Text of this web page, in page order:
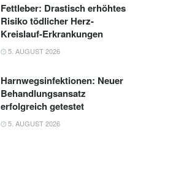
Fettleber: Drastisch erhöhtes
Risiko tödlicher Herz-
Kreislauf-Erkrankungen
5. AUGUST 2026
Harnwegsinfektionen: Neuer
Behandlungsansatz
erfolgreich getestet
5. AUGUST 2026